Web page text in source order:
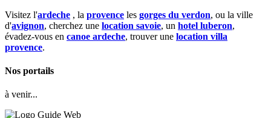
Visitez l'ardeche , la provence les gorges du verdon, ou la ville
d'avignon, cherchez une location savoie, un hotel luberon,
évadez-vous en canoe ardeche, trouver une location villa
provence.
Nos portails
à venir...